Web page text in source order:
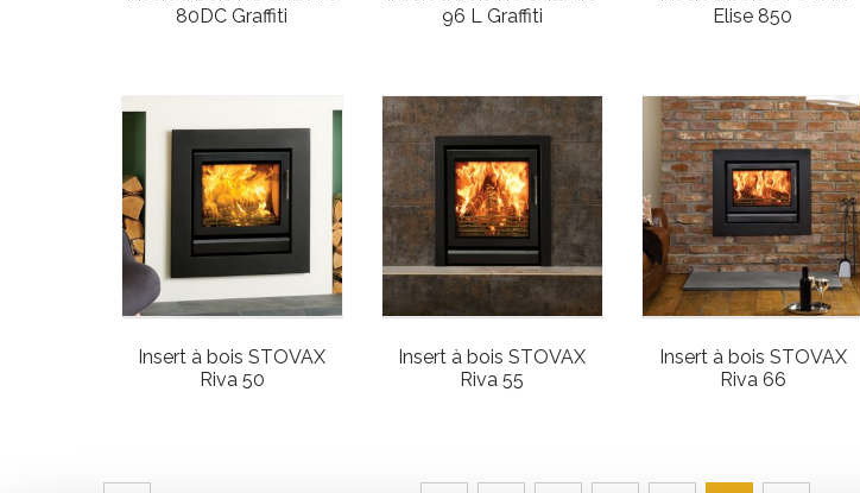
80DC Graffiti
96 L Graffiti
Elise 850
Insert à bois STOVAX
Riva 50
Insert à bois STOVAX
Riva 55
Insert à bois STOVAX
Riva 66